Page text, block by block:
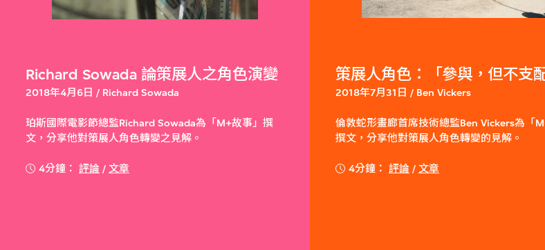
Richard Sowada 論策展人之角色演變
2018年4月6日 / Richard Sowada
珀斯國際電影節總監Richard Sowada為「M+故事」撰
文，分享他對策展人角色轉變之見解。
4分鐘： 評論 / 文章
策展人角色：「參與，但不支配
2018年7月31日 / Ben Vickers
倫敦蛇形畫廊首席技術總監Ben Vickers為「
撰文，分享他對策展人角色轉變的見解。
4分鐘： 評論 / 文章